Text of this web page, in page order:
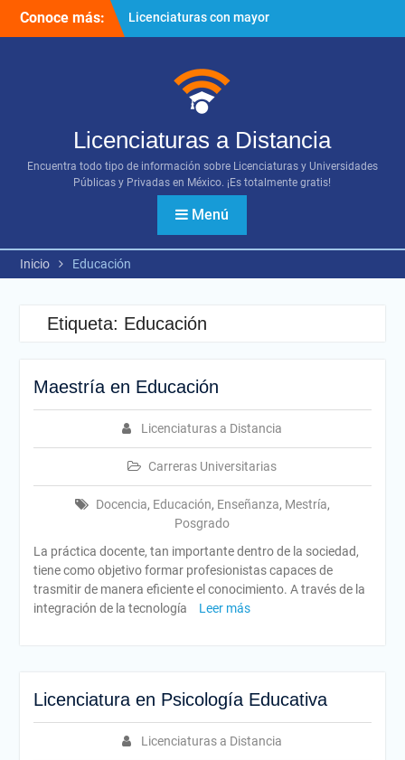
Conoce más:
Licenciaturas con mayor
proyección
¿Cómo utilizar los diversos
recursos digitales?
Licenciaturas a Distancia
Encuentra todo tipo de información sobre Licenciaturas y Universidades
Públicas y Privadas en México. ¡Es totalmente gratis!
Menú
Inicio Educación
Etiqueta: Educación
Maestría en Educación
Licenciaturas a Distancia
Carreras Universitarias
Docencia, Educación, Enseñanza, Mestría,
Posgrado
La práctica docente, tan importante dentro de la sociedad,
tiene como objetivo formar profesionistas capaces de
trasmitir de manera eficiente el conocimiento. A través de la
integración de la tecnología
Leer más
Licenciatura en Psicología Educativa
Licenciaturas a Distancia